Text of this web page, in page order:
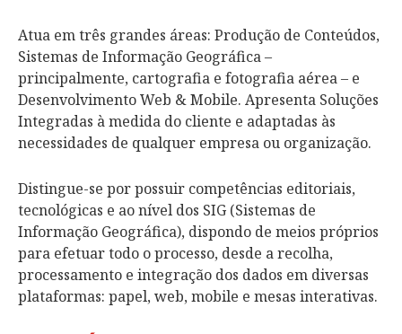
Atua em três grandes áreas: Produção de Conteúdos,
Sistemas de Informação Geográfica –
principalmente, cartografia e fotografia aérea – e
Desenvolvimento Web & Mobile. Apresenta Soluções
Integradas à medida do cliente e adaptadas às
necessidades de qualquer empresa ou organização.
Distingue-se por possuir competências editoriais,
tecnológicas e ao nível dos SIG (Sistemas de
Informação Geográfica), dispondo de meios próprios
para efetuar todo o processo, desde a recolha,
processamento e integração dos dados em diversas
plataformas: papel, web, mobile e mesas interativas.